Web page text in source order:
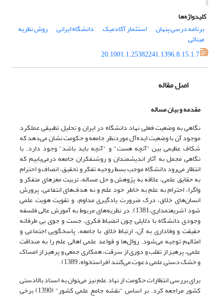
کلیدواژه‌ها
برنامه درسی پنهان
استثمار آکادمیک دانشگاه ایرانی روش نظریه
مبنائی
20.1001.1.25382241.1396.8.15.1.7
اصل مقاله
مقدمه و بیان مساله
نگاهی به وضعیت فعلی نهاد دانشگاه در ایران و تحلیل تطبیقی عملکرد
موجود آن با وضعیت ایده‌آل موردنظر جامعه و حکومت نشان می‌دهد که
شکاف عظیمی بین "آنچه هست" و "آنچه باید باشد" وجود دارد. با
نگاهی مجمل به آثار اندیشمندان و روشنفکران جامعه درمی‌یابیم که
انتظار می‌رود دانشگاه موجب بسط روحیه تفکر و تحقیق، انصاف و احترام
به حقایق علمی، علاقه به پژوهش و حل مساله، تربیت مغزهای متفکر و
واگرا، احترام به علم به خاطر خود علم و نه هدف‌های انتفاعی، پرورش
انسان‌های خلاق، درک ضرورت یادگیری مداوم، و تقویت هویت علمی
شود (شریعتمداری،1381). در نظریه‌های مربوط به آموزش عالی فلسفه
وجودی دانشگاه با دلایلی چون انضباط فکری، جست و جوی بی طرفانه
حقیقت و وفاداری به آن، ارتباط خلاق با جامعه، پاسخگویی اجتماعی و
امثالهم توجیه می‌شود. روال‌ها و قواعد علمی اهالی علم را به صداقت
علمی، پرهیز از تقلب و دوری از سرقت، همکاری جمعی و پرهیز از امساک
و خشک دستی علمی دعوت می‌کنند (فراستخواه، 1389).
برای بررسی انتظارات حکومت از نهاد علم نیز می‌توان به اسناد بالادستی
کشور مراجعه کرد. بر اساس "نقشه جامع علمی کشور" (1390) برخی